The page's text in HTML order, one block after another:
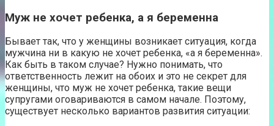
Муж не хочет ребенка, а я беременна
Бывает так, что у женщины возникает ситуация, когда
мужчина ни в какую не хочет ребенка, «а я беременна».
Как быть в таком случае? Нужно понимать, что
ответственность лежит на обоих и это не секрет для
женщины, что муж не хочет ребенка, такие вещи
супругами оговариваются в самом начале. Поэтому,
существует несколько вариантов развития ситуации: